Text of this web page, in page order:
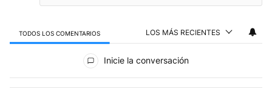
TODOS LOS COMENTARIOS LOS MÁS RECIENTES
Inicie la conversación